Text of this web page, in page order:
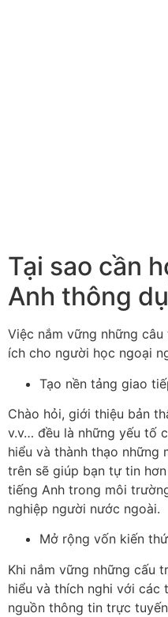
Tại sao cần
Anh thông
Việc nắm vững những
ích cho người học ngoại
Tạo nền tảng giao
Chào hỏi, giới thiệu bản
v.v… đều là những yếu tố
hiểu và thành thạo những
trên sẽ giúp bạn tự tin
tiếng Anh trong môi
nghiệp người nước ngoài.
Mở rộng vốn kiến
Khi nắm vững những cấu
hiểu và thích nghi với các
nguồn thông tin trực